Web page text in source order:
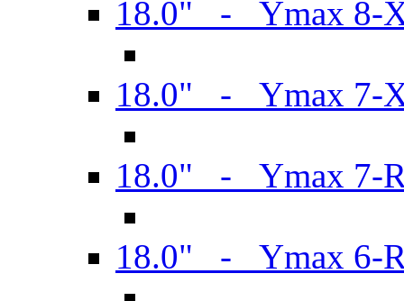
18.0" - Ymax 8-
18.0" - Ymax 7-
18.0" - Ymax 7-
18.0" - Ymax 6-